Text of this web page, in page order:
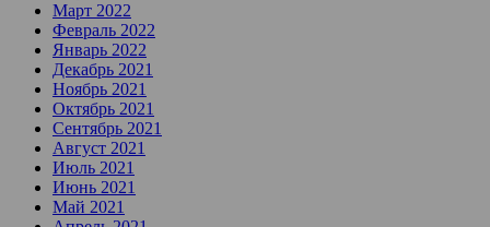
Март 2022
Февраль 2022
Январь 2022
Декабрь 2021
Ноябрь 2021
Октябрь 2021
Сентябрь 2021
Август 2021
Июль 2021
Июнь 2021
Май 2021